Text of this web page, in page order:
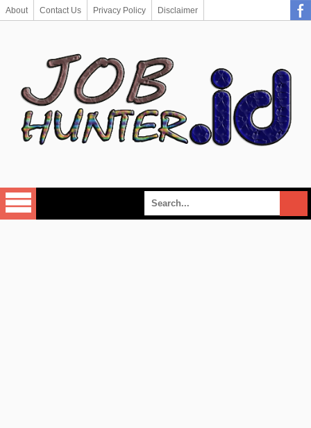
About Contact Us Privacy Policy Disclaimer